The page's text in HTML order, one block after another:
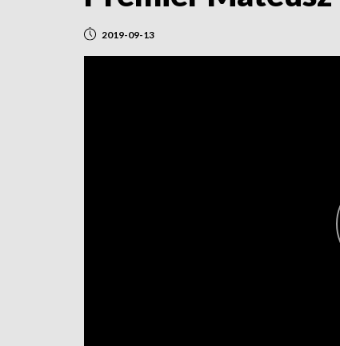
2019-09-13